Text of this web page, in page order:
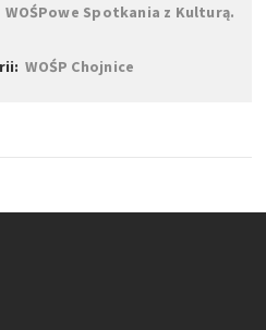
WOŚPowe Spotkania z Kulturą.
WOŚP Chojnice